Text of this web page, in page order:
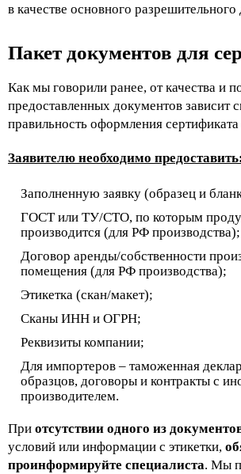
в качестве основного
Пакет документов для
Как мы говорили ранее, от качества и
предоставленных документов зависит
правильность оформления
Заявителю необходимо
Заполненную заявку (образец и
ГОСТ или ТУ/СТО, по которым
производится (для РФ производства);
Договор аренды/собственности
помещения (для РФ производства);
Этикетка (скан/макет);
Сканы ИНН и ОГРН;
Реквизиты компании;
Для импортеров – таможенная
образцов, договоры и контракты с
производителем.
При отсутствии одного из
условий или информации с этикетки,
проинформируйте специалиста. Мы